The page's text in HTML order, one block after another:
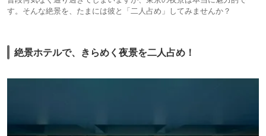
す。そんな絶景を、たまには彼と「二人占め」してみませんか？
絶景ホテルで、きらめく夜景を二人占め！